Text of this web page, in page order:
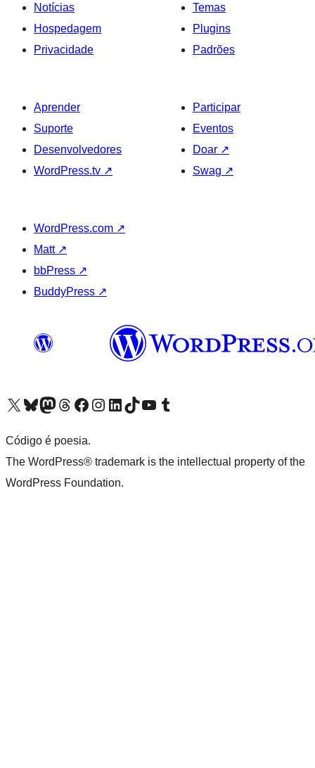
Notícias
Hospedagem
Privacidade
Temas
Plugins
Padrões
Aprender
Suporte
Desenvolvedores
WordPress.tv ↗
Participar
Eventos
Doar ↗
Swag ↗
WordPress.com ↗
Matt ↗
bbPress ↗
BuddyPress ↗
Acessar nossa conta do X (antigo Twitter)
Acessar nossa conta do Bluesky
Acessar nossa conta do Mastodon
Acessar nossa conta do Threads
Acessar nossa página do Facebook
Acessar nossa conta do Instagram
Acessar nossa conta do LinkedIn
Acessar nossa conta do TikTok
Acessar nosso canal do YouTube
Acessar nossa conta no Tumblr
Código é poesia.
The WordPress® trademark is the intellectual property of the
WordPress Foundation.